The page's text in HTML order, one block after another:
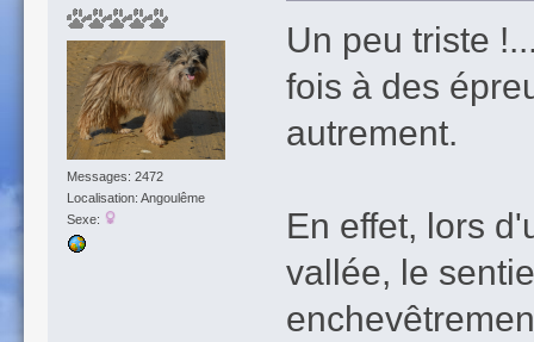
Messages: 2472
Localisation: Angoulême
Sexe:
Un peu triste
fois à des
autrement.
En effet, lors
vallée, le